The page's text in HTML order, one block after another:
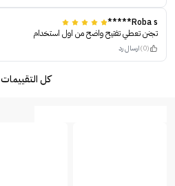
Roba s*****
تجنن تعطي تفتيح واضح من اول استخدام
(0) ارسال رد
كل التقييمات